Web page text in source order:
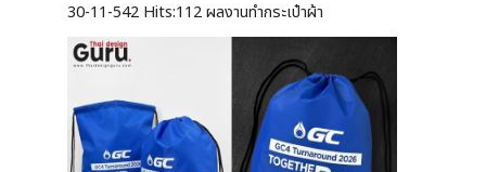
30-11-542 Hits:112 ผลงานทำกระเป๋าผ้า